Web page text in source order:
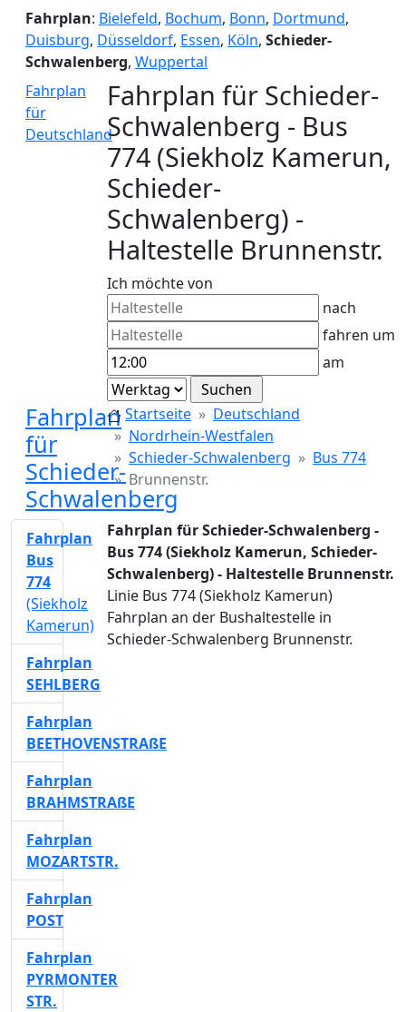
Fahrplan: Bielefeld, Bochum, Bonn, Dortmund,
Duisburg, Düsseldorf, Essen, Köln, Schieder-
Schwalenberg, Wuppertal
Fahrplan
für
Deutschland
Fahrplan für Schieder-
Schwalenberg - Bus
774 (Siekholz Kamerun,
Schieder-
Schwalenberg) -
Haltestelle Brunnenstr.
Ich möchte von
nach
fahren um
am
Fahrplan
für
Schieder-
Schwalenberg
Startseite
Deutschland
Nordrhein-Westfalen
Schieder-Schwalenberg
Bus 774
Brunnenstr.
Fahrplan für Schieder-Schwalenberg -
Bus 774 (Siekholz Kamerun, Schieder-
Schwalenberg) - Haltestelle Brunnenstr.
Linie Bus 774 (Siekholz Kamerun)
Fahrplan an der Bushaltestelle in
Schieder-Schwalenberg Brunnenstr.
Fahrplan
Bus
774
(Siekholz
Kamerun)
Fahrplan
SEHLBERG
Fahrplan
BEETHOVENSTRAßE
Fahrplan
BRAHMSTRAßE
Fahrplan
MOZARTSTR.
Fahrplan
POST
Fahrplan
PYRMONTER
STR.